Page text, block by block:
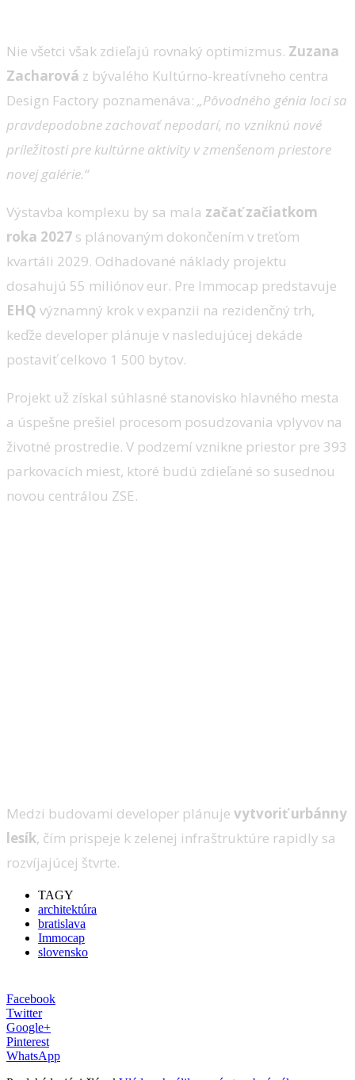
Nie všetci však zdieľajú rovnaký optimizmus. Zuzana
Zacharová z bývalého Kultúrno-kreatívneho centra
Design Factory poznamenáva: „Pôvodného génia loci sa
pravdepodobne zachovať nepodarí, no vzniknú nové
príležitosti pre kultúrne aktivity v zmenšenom priestore
novej galérie.“
Výstavba komplexu by sa mala začať začiatkom
roka 2027 s plánovaným dokončením v treťom
kvartáli 2029. Odhadované náklady projektu
dosahujú 55 miliónov eur. Pre Immocap predstavuje
EHQ významný krok v expanzii na rezidenčný trh,
keďže developer plánuje v nasledujúcej dekáde
postaviť celkovo 1 500 bytov.
Projekt už získal súhlasné stanovisko hlavného mesta
a úspešne prešiel procesom posudzovania vplyvov na
životné prostredie. V podzemí vznikne priestor pre 393
parkovacích miest, ktoré budú zdieľané so susednou
novou centrálou ZSE.
Medzi budovami developer plánuje vytvoriť urbánny
lesík, čím prispeje k zelenej infraštruktúre rapidly sa
rozvíjajúcej štvrte.
TAGY
architektúra
bratislava
Immocap
slovensko
Facebook
Twitter
Google+
Pinterest
WhatsApp